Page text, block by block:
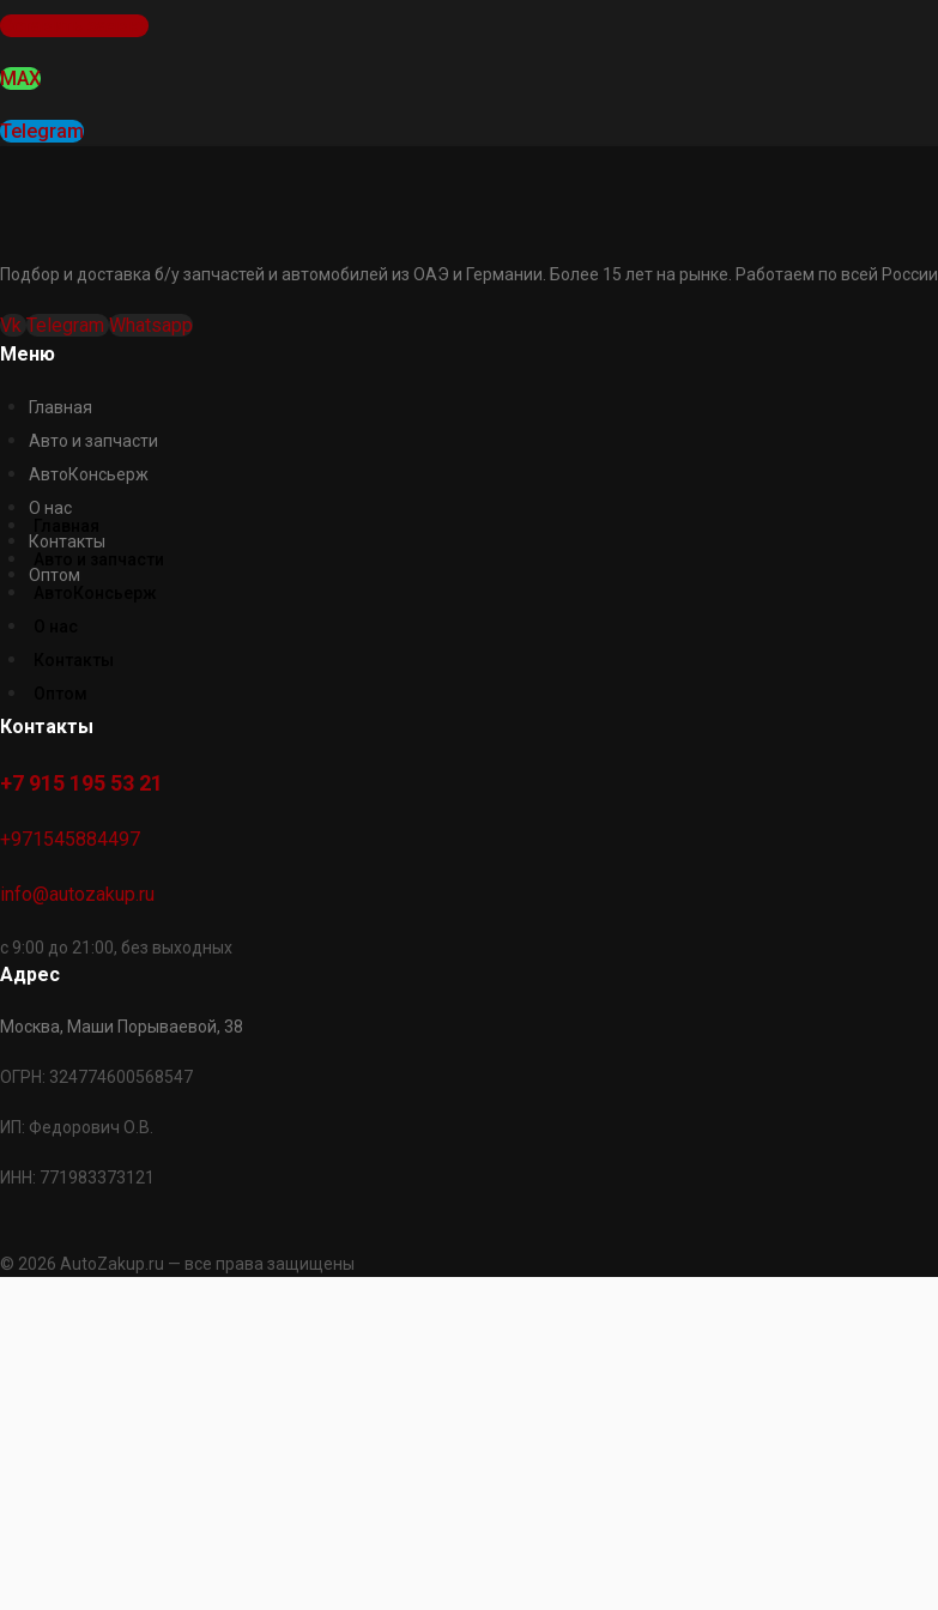
Оставить заявку
MAX
Telegram
Подбор и доставка б/у запчастей и автомобилей из ОАЭ и Германии. Более 15 лет на рынке. Работаем по всей России.
Vk Telegram Whatsapp
Меню
Главная
Авто и запчасти
АвтоКонсьерж
О нас
Контакты
Оптом
Контакты
+7 915 195 53 21
+971545884497
info@autozakup.ru
с 9:00 до 21:00, без выходных
Адрес
Москва, Маши Порываевой, 38
ОГРН: 324774600568547
ИП: Федорович О.В.
ИНН: 771983373121
© 2026 AutoZakup.ru — все права защищены